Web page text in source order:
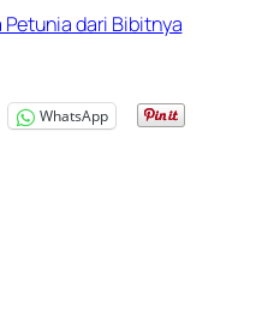
dari Bibitnya
WhatsApp